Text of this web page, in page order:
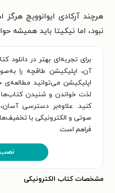
هرچند آرکادی ایوانوویچ
نبود، اما نیکیتا باید همیشه
برای تجربه‌ای بهتر در دانلود
آن، اپلیکیشن طاقچه را
اپلیکیشن می‌توانید
لذت خواندن و شنیدن
کنید. علاوه‌بر دسترسی
صوتی و الکترونیکی با
فراهم است.
نصب
مشخصات کتاب الکترونیکی